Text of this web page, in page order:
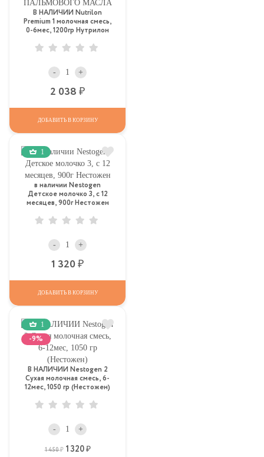
В НАЛИЧИИ Nutrilon
Premium 1 молочная смесь,
0-6мес, 1200гр Нутрилон
- +
2 038
ДОБАВИТЬ В КОРЗИНУ
1
в наличии Nestogen
Детское молочко 3, c 12
месяцев, 900г Нестожен
- +
1 320
ДОБАВИТЬ В КОРЗИНУ
1
-9%
В НАЛИЧИИ Nestogen 2
Сухая молочная смесь, 6-
12мес, 1050 гр (Нестожен)
- +
1 450Р 1 320 Р